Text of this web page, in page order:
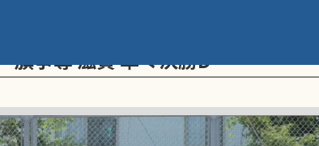
旗争奪 滋賀 準々決勝D